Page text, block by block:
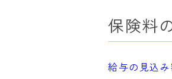
保険料
給与の見込み